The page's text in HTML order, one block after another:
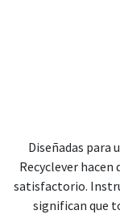
Diseñadas para
Recyclever hacen
satisfactorio.
significan que